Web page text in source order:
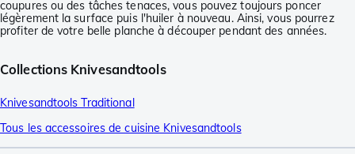
coupures ou des tâches tenaces, vous pouvez toujours poncer
légèrement la surface puis l'huiler à nouveau. Ainsi, vous pourrez
profiter de votre belle planche à découper pendant des années.
Collections Knivesandtools
Knivesandtools Traditional
Tous les accessoires de cuisine Knivesandtools